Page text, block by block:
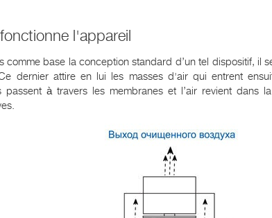
l'appareil
comme base la conception standard d’un tel dispositif, il
dernier attire en lui les masses d'air qui entrent
passent à travers les membranes et l’air revient dans